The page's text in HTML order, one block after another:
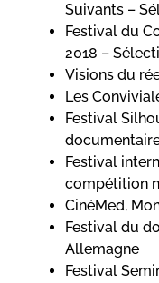
Suivants –
Festival du
2018 –
Visions du
Les
Festival
Festival
compétition
CinéMed,
Festival du
Allemagne
Festival